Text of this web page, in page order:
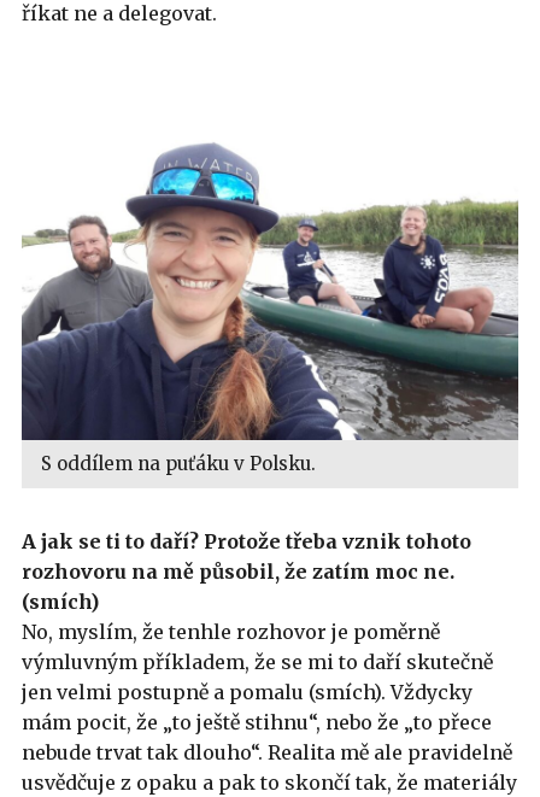
říkat ne a delegovat.
S oddílem na puťáku v Polsku.
A jak se ti to daří? Protože třeba vznik tohoto
rozhovoru na mě působil, že zatím moc ne.
(smích)
No, myslím, že tenhle rozhovor je poměrně
výmluvným příkladem, že se mi to daří skutečně
jen velmi postupně a pomalu (smích). Vždycky
mám pocit, že „to ještě stihnu“, nebo že „to přece
nebude trvat tak dlouho“. Realita mě ale pravidelně
usvědčuje z opaku a pak to skončí tak, že materiály